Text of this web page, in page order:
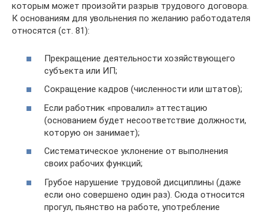
которым может произойти разрыв трудового договора.
К основаниям для увольнения по желанию работодателя
относятся (ст. 81):
Прекращение деятельности хозяйствующего
субъекта или ИП;
Сокращение кадров (численности или штатов);
Если работник «провалил» аттестацию
(основанием будет несоответствие должности,
которую он занимает);
Систематическое уклонение от выполнения
своих рабочих функций;
Грубое нарушение трудовой дисциплины (даже
если оно совершено один раз). Сюда относится
прогул, пьянство на работе, употребление